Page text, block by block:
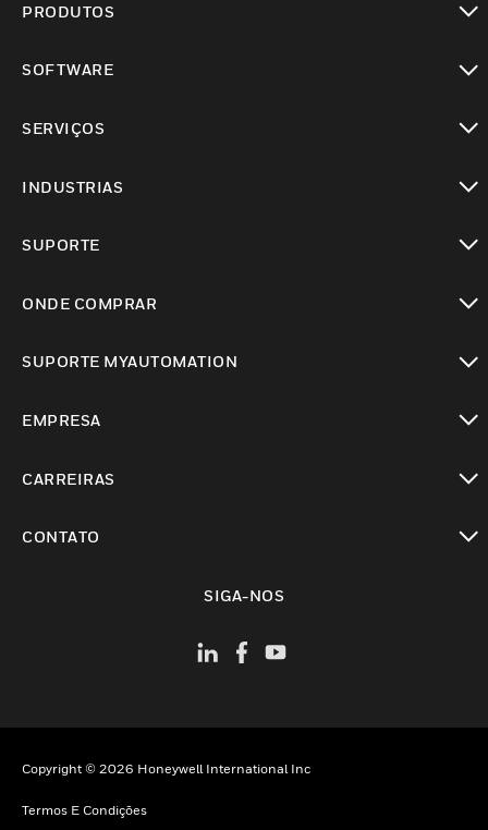
PRODUTOS
SOFTWARE
SERVIÇOS
INDUSTRIAS
SUPORTE
ONDE COMPRAR
SUPORTE MYAUTOMATION
EMPRESA
CARREIRAS
CONTATO
SIGA-NOS
Copyright © 2026 Honeywell International Inc
Termos E Condições